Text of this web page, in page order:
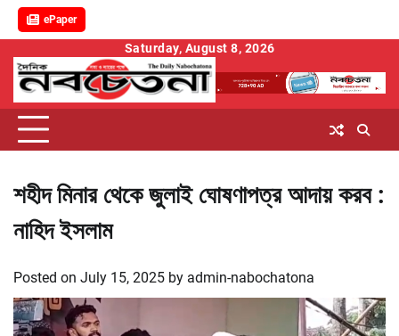
ePaper
content
Saturday, August 8, 2026
শহীদ মিনার থেকে জুলাই ঘোষণাপত্র আদায় করব :
নাহিদ ইসলাম
Posted on July 15, 2025 by admin-nabochatona